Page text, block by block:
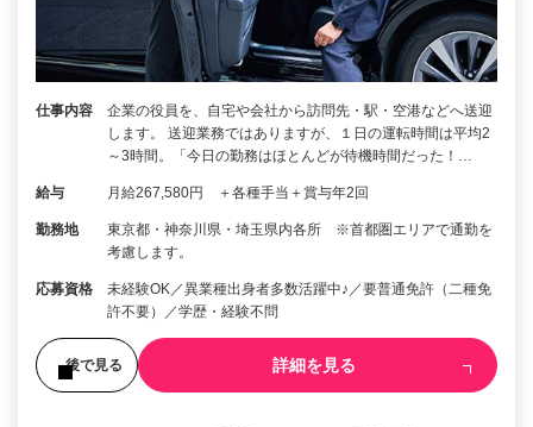
仕事内容
企業の役員を、自宅や会社から訪問先・駅・空港などへ送迎
します。 送迎業務ではありますが、１日の運転時間は平均2
～3時間。「今日の勤務はほとんどが待機時間だった！…
給与 月給267,580円 ＋各種手当＋賞与年2回
勤務地
東京都・神奈川県・埼玉県内各所 ※首都圏エリアで通勤を
考慮します。
応募資格
未経験OK／異業種出身者多数活躍中♪／要普通免許（二種免
許不要）／学歴・経験不問
後で見る 詳細を見る